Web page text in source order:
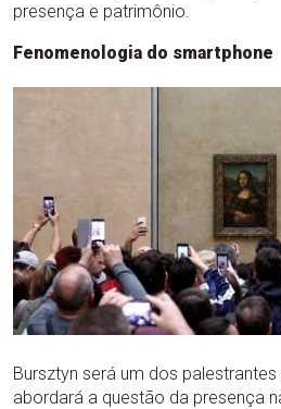
presença e patrimônio.
Fenomenologia do smartphone
Bursztyn será um dos
abordará a questão da presença